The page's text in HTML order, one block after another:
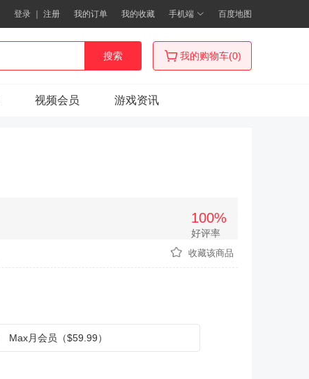
登录 ｜ 注册 我的订单 我的收藏 手机端 百度地图
搜索 我的购物车(0)
视频会员 游戏资讯
100%
好评率
收藏该商品
Max月会员（$59.99）